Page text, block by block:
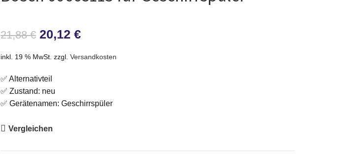
21,88€ 20,12 €
inkl. 19 % MwSt. zzgl. Versandkosten
✅ Alternativteil
✅ Zustand: neu
✅ Gerätenamen: Geschirrspüler
Vergleichen